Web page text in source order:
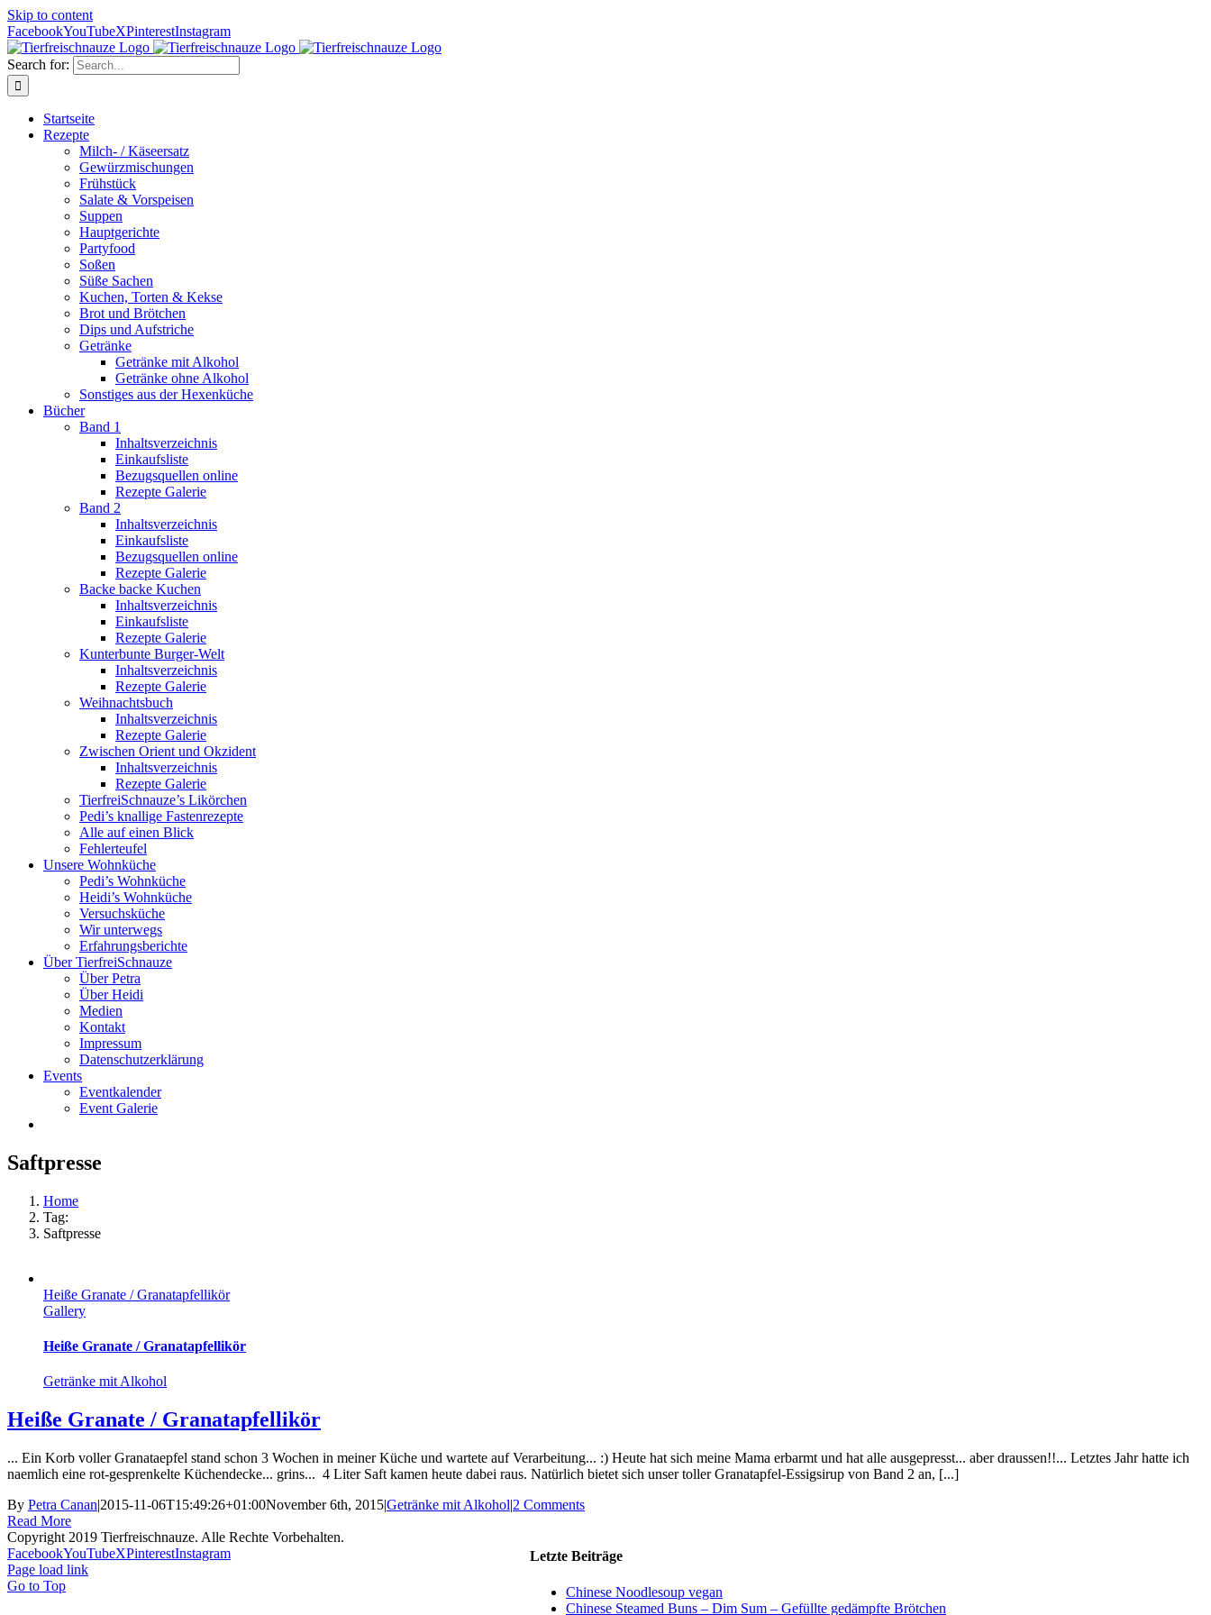
Skip to content
FacebookYouTubeXPinterestInstagram
Search for:
Startseite
Rezepte
Milch- / Käseersatz
Gewürzmischungen
Frühstück
Salate & Vorspeisen
Suppen
Hauptgerichte
Partyfood
Soßen
Süße Sachen
Kuchen, Torten & Kekse
Brot und Brötchen
Dips und Aufstriche
Getränke
Getränke mit Alkohol
Getränke ohne Alkohol
Sonstiges aus der Hexenküche
Bücher
Band 1
Inhaltsverzeichnis
Einkaufsliste
Bezugsquellen online
Rezepte Galerie
Band 2
Inhaltsverzeichnis
Einkaufsliste
Bezugsquellen online
Rezepte Galerie
Backe backe Kuchen
Inhaltsverzeichnis
Einkaufsliste
Rezepte Galerie
Kunterbunte Burger-Welt
Inhaltsverzeichnis
Rezepte Galerie
Weihnachtsbuch
Inhaltsverzeichnis
Rezepte Galerie
Zwischen Orient und Okzident
Inhaltsverzeichnis
Rezepte Galerie
TierfreiSchnauze’s Likörchen
Pedi’s knallige Fastenrezepte
Alle auf einen Blick
Fehlerteufel
Unsere Wohnküche
Pedi’s Wohnküche
Heidi’s Wohnküche
Versuchsküche
Wir unterwegs
Erfahrungsberichte
Über TierfreiSchnauze
Über Petra
Über Heidi
Medien
Kontakt
Impressum
Datenschutzerklärung
Events
Eventkalender
Event Galerie
Saftpresse
Home
Tag:
Saftpresse
Heiße Granate / Granatapfellikör
Gallery
Heiße Granate / Granatapfellikör
Getränke mit Alkohol
Heiße Granate / Granatapfellikör
... Ein Korb voller Granataepfel stand schon 3 Wochen in meiner Küche und wartete auf Verarbeitung... :) Heute hat sich meine Mama erbarmt und hat alle ausgepresst... aber draussen!!... Letztes Jahr hatte ich
naemlich eine rot-gesprenkelte Küchendecke... grins... 4 Liter Saft kamen heute dabei raus. Natürlich bietet sich unser toller Granatapfel-Essigsirup von Band 2 an, [...]
By Petra Canan|2015-11-06T15:49:26+01:00November 6th, 2015|Getränke mit Alkohol|2 Comments
Read More
Letzte Beiträge
Chinese Noodlesoup vegan
Chinese Steamed Buns – Dim Sum – Gefüllte gedämpfte Brötchen
Copyright 2019 Tierfreischnauze. Alle Rechte Vorbehalten.
FacebookYouTubeXPinterestInstagram
Page load link
Go to Top